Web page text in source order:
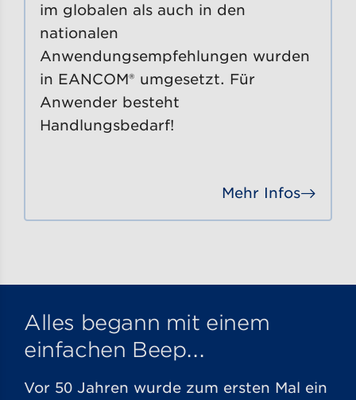
im globalen als auch in den
nationalen
Anwendungsempfehlungen wurden
in EANCOM® umgesetzt. Für
Anwender besteht
Handlungsbedarf!
Mehr Infos
Alles begann mit einem
einfachen Beep...
Vor 50 Jahren wurde zum ersten Mal ein